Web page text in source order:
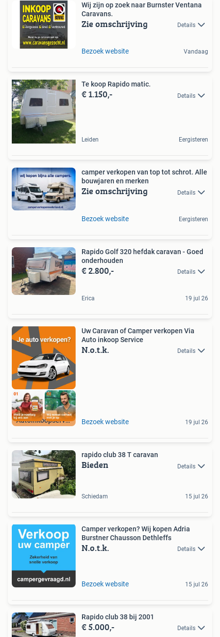
Wij zijn op zoek naar Burnster Ventana
Caravans.
Zie omschrijving Details
Bezoek website Vandaag
Te koop Rapido matic.
€ 1.150,- Details
Leiden Eergisteren
camper verkopen van top tot schrot. Alle
bouwjaren en merken
Zie omschrijving Details
Bezoek website Eergisteren
Rapido Golf 320 hefdak caravan - Goed
onderhouden
€ 2.800,- Details
Erica 19 jul 26
Autoinkoopservice
Uw Caravan of Camper verkopen Via
Auto inkoop Service
N.o.t.k. Details
Bezoek website 19 jul 26
rapido club 38 T caravan
Bieden Details
Schiedam 15 jul 26
Camper verkopen? Wij kopen Adria
Burstner Chausson Dethleffs
N.o.t.k. Details
Bezoek website 15 jul 26
Rapido club 38 bij 2001
€ 5.000,- Details